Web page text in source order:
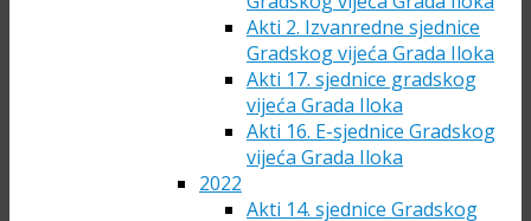
Akti 2. Izvanredne sjednice
Gradskog vijeća Grada Iloka
Akti 17. sjednice gradskog
vijeća Grada Iloka
Akti 16. E-sjednice Gradskog
vijeća Grada Iloka
2022
Akti 14. sjednice Gradskog